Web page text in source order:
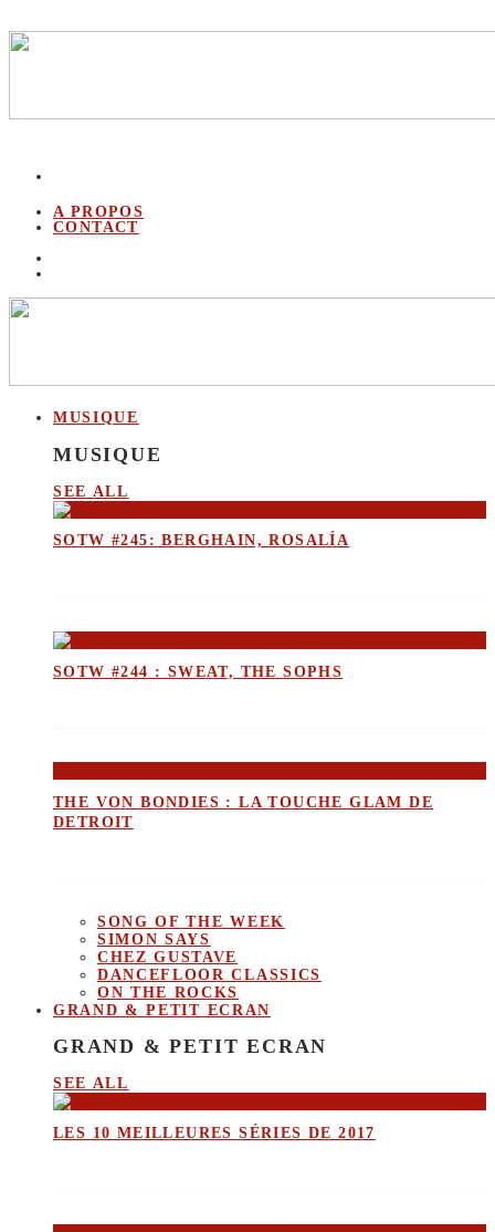
A PROPOS
CONTACT
MUSIQUE
MUSIQUE
SEE ALL
SOTW #245: BERGHAIN, ROSALÍA
SOTW #244 : SWEAT, THE SOPHS
THE VON BONDIES : LA TOUCHE GLAM DE
DETROIT
SONG OF THE WEEK
SIMON SAYS
CHEZ GUSTAVE
DANCEFLOOR CLASSICS
ON THE ROCKS
GRAND & PETIT ECRAN
GRAND & PETIT ECRAN
SEE ALL
LES 10 MEILLEURES SÉRIES DE 2017